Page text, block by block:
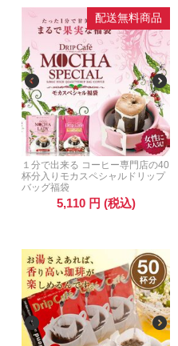
配送無料商品
１分で出来る コーヒー専門店の40
杯分入りモカスペシャルドリップ
バッグ福袋
5,110 円 (税込)